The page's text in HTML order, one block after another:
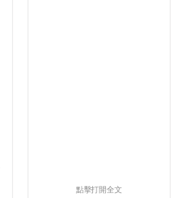
點擊打開全文